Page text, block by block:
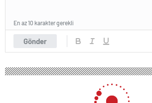
Gönder
En az 10 karakter gerekli